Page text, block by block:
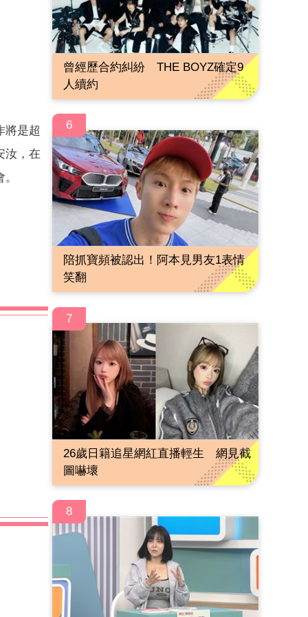
將是超
汝，在
曾經歷合約糾紛 THE BOYZ確定9
人續約
6
陪抓寶頻被認出！阿本見男友1表情
笑翻
7
26歲日籍追星網紅直播輕生 網見截
圖嚇壞
8